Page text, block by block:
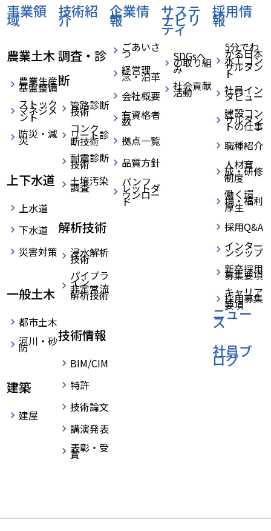
事業領
域
農業土木
農業生産
基盤整備
ストック
マネジメ
ント
防災・減
災
上下水道
上水道
下水道
災害対策
一般土木
都市土木
河川・砂
防
建築
建屋
技術紹
介
調査・診
断
管路診断
技術
コンク
リート診
断技術
耐震診断
技術
土壌汚染
調査
解析技術
浸水解析
技術
パイプラ
イン
非定常流
解析技術
技術情報
BIM/CIM
特許
技術論文
講演発表
表彰・受
賞
企業情
報
ごあいさ
つ
経営理
念・沿革
会社概要
有資格者
数
拠点一覧
品質方針
パンフ
レットダ
ウンロー
ド
サステ
ナビリ
ティ
SDGsへ
の取り組
み
社会貢献
活動
採用情
報
5分でわ
かる日本
水工コン
サルタン
ト
社員イン
タビュー
建設コン
サルタン
トの仕事
職種紹介
人材育
成・研修
制度
働く環
境・福利
厚生
採用Q&A
インター
ンシップ
新卒採用
募集要項
キャリア
採用募集
要項
ニュー
ス
社員ブ
ログ